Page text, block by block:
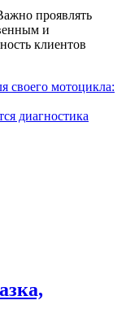
проявлять
и
клиентов
своего мотоцикла:
диагностика